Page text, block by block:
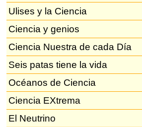
Ulises y la Ciencia
Ciencia y genios
Ciencia Nuestra de cada Día
Seis patas tiene la vida
Océanos de Ciencia
Ciencia EXtrema
El Neutrino